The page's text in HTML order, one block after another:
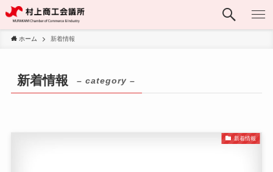
ホーム 新着情報
新着情報 – category –
新着情報